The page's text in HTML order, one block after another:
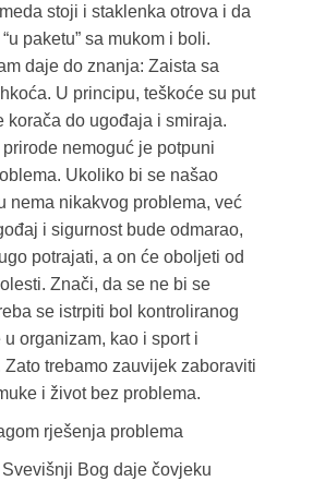
stoji i staklenka otrova i da
paketu” sa mukom i boli.
daje do znanja: Zaista sa
U principu, teškoće su put
korača do ugođaja i smiraja.
nemoguć je potpuni
Ukoliko bi se našao
nema nikakvog problema, već
i sigurnost bude odmarao,
potrajati, a on će oboljeti od
Znači, da se ne bi se
se istrpiti bol kontroliranog
organizam, kao i sport i
trebamo zauvijek zaboraviti
i život bez problema.
rješenja problema
Bog daje čovjeku